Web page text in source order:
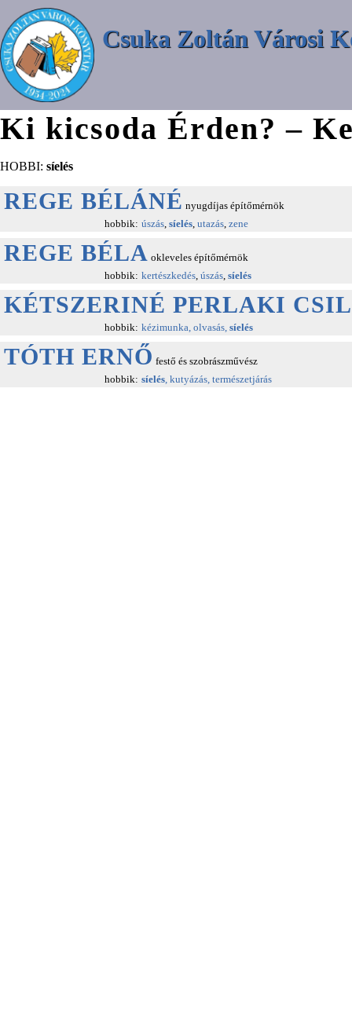
Csuka Zoltán Városi
Ki kicsoda Érden? –
HOBBI: síelés
REGE BÉLÁNÉ nyugdíjas építőmérnök
hobbik: úszás, síelés, utazás, zene
REGE BÉLA okleveles építőmérnök
hobbik: kertészkedés, úszás, síelés
KÉTSZERINÉ PERLAKI
hobbik: kézimunka, olvasás, síelés
TÓTH ERNŐ festő és szobrászművész
hobbik: síelés, kutyázás, természetjárás